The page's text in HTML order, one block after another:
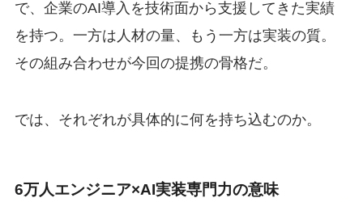
で、企業のAI導入を技術面から支援してきた実績
を持つ。一方は人材の量、もう一方は実装の質。
その組み合わせが今回の提携の骨格だ。
では、それぞれが具体的に何を持ち込むのか。
6万人エンジニア×AI実装専門力の意味